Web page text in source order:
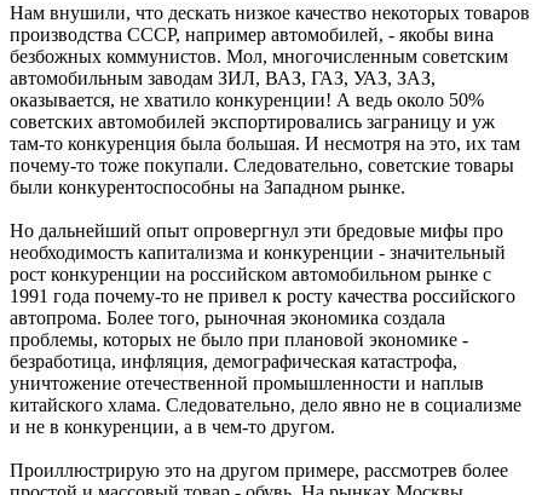
Нам внушили, что дескать низкое качество некоторых товаров
производства СССР, например автомобилей, - якобы вина
безбожных коммунистов. Мол, многочисленным советским
автомобильным заводам ЗИЛ, ВАЗ, ГАЗ, УАЗ, ЗАЗ,
оказывается, не хватило конкуренции! А ведь около 50%
советских автомобилей экспортировались заграницу и уж
там-то конкуренция была большая. И несмотря на это, их там
почему-то тоже покупали. Следовательно, советские товары
были конкурентоспособны на Западном рынке.
Но дальнейший опыт опровергнул эти бредовые мифы про
необходимость капитализма и конкуренции - значительный
рост конкуренции на российском автомобильном рынке с
1991 года почему-то не привел к росту качества российского
автопрома. Более того, рыночная экономика создала
проблемы, которых не было при плановой экономике -
безработица, инфляция, демографическая катастрофа,
уничтожение отечественной промышленности и наплыв
китайского хлама. Следовательно, дело явно не в социализме
и не в конкуренции, а в чем-то другом.
Проиллюстрирую это на другом примере, рассмотрев более